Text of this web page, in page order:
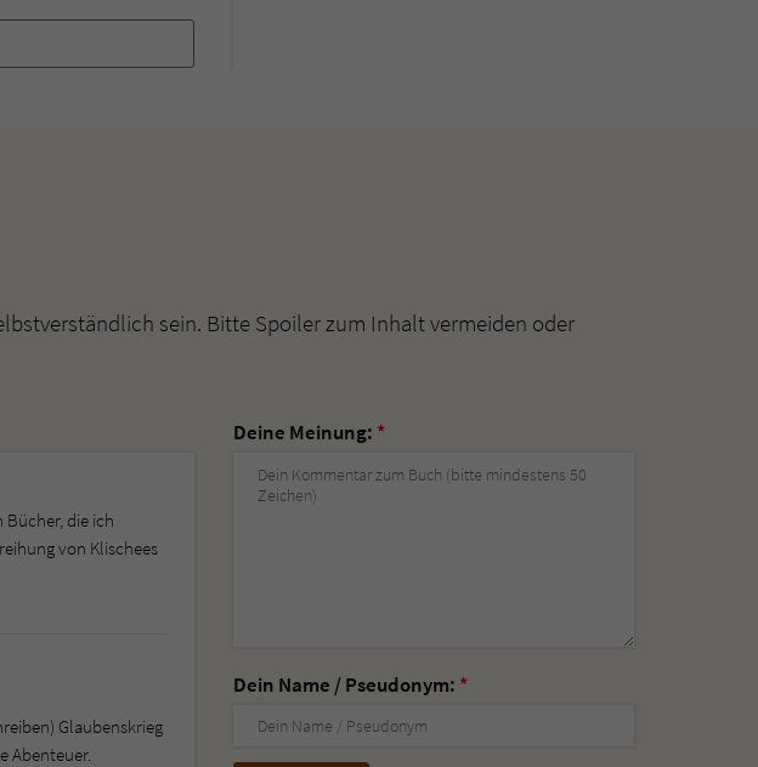
sein. Bitte Spoiler zum Inhalt vermeiden oder
die ich
von Klischees
Glaubenskrieg
Abenteuer.
Deine Meinung: *
Dein Name / Pseudonym: *